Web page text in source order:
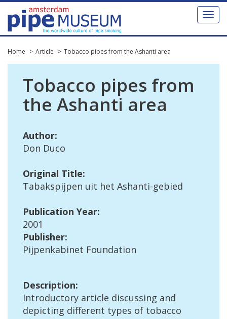
Toggle
Home Article Tobacco pipes from the Ashanti area
Tobacco pipes from
the Ashanti area
Author:
Don Duco
Original Title:
Tabakspijpen uit het Ashanti-gebied
Publication Year:
2001
Publisher:
Pijpenkabinet Foundation
Description:
Introductory article discussing and
depicting different types of tobacco